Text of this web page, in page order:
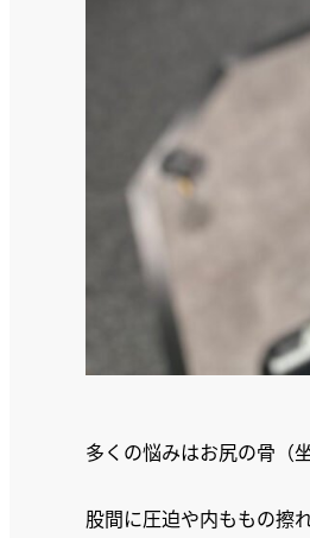
多くの悩みはお尻の骨（
股間に圧迫や内ももの擦